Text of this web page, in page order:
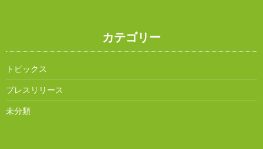
カテゴリー
トピックス
プレスリリース
未分類